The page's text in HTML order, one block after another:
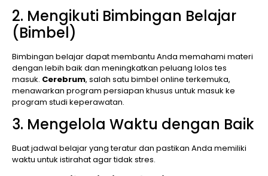
2. Mengikuti Bimbingan Belajar
(Bimbel)
Bimbingan belajar dapat membantu Anda memahami materi
dengan lebih baik dan meningkatkan peluang lolos tes
masuk. Cerebrum, salah satu bimbel online terkemuka,
menawarkan program persiapan khusus untuk masuk ke
program studi keperawatan.
3. Mengelola Waktu dengan Baik
Buat jadwal belajar yang teratur dan pastikan Anda memiliki
waktu untuk istirahat agar tidak stres.